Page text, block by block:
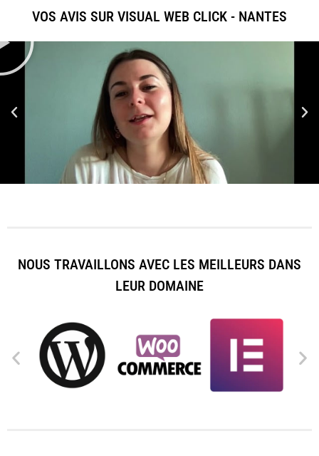
VOS AVIS SUR VISUAL WEB CLICK - NANTES
NOUS TRAVAILLONS AVEC LES MEILLEURS DANS
LEUR DOMAINE